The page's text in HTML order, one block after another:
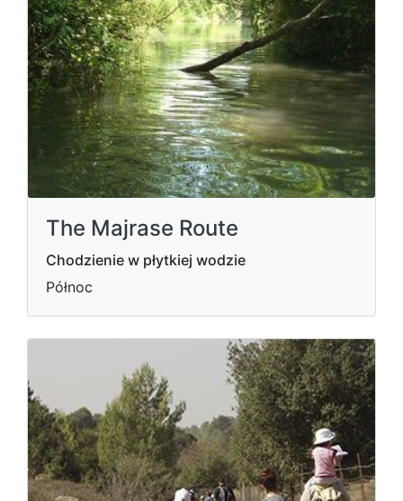
The Majrase Route
Chodzienie w płytkiej wodzie
Północ